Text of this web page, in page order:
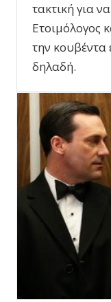
τακτική για
Ετοιμόλογος
την κουβέντα
δηλαδή.